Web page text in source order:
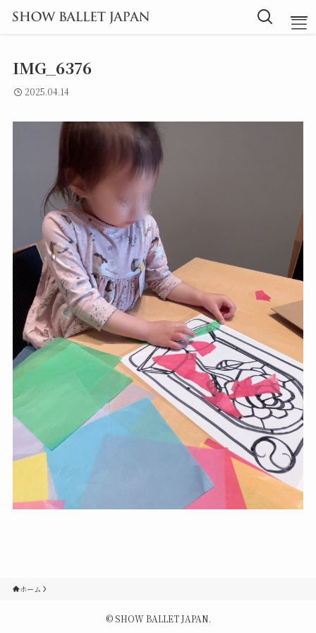
Message
Instructor
Lesson
Blog
探究型バレエ
Contact
Gallery
IMG_6376
2025.04.14
ホーム
©SHOW BALLET JAPAN.